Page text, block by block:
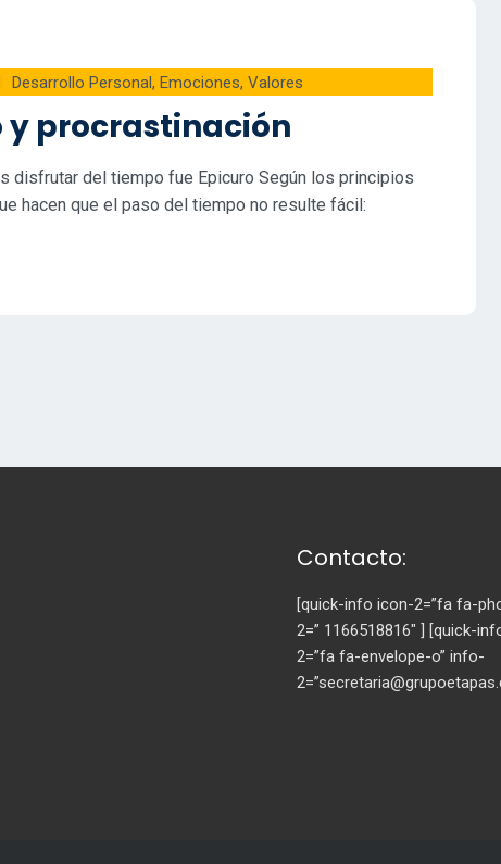
Desarrollo Personal, Emociones, Valores
y procrastinación
disfrutar del tiempo fue Epicuro Según los principios
hacen que el paso del tiempo no resulte fácil:
Contacto:
[quick-info icon-2=”fa fa-
2=” 1166518816″ ] [quick-
2=”fa fa-envelope-o” info-